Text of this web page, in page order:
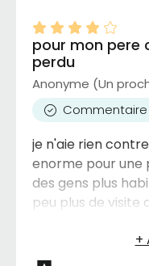
bons repas. Le
entreprise
clientèle. Le
se ressaisir et à
inhumaine.
pour mon pere
perdu
Anonyme (Un
Commentaire
je n'aie rien
enorme pour une
des gens plus
peu plus de visite